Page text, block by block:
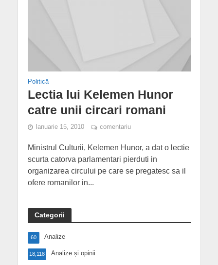
Politică
Lectia lui Kelemen Hunor
catre unii circari romani
Ianuarie 15, 2010 comentariu
Ministrul Culturii, Kelemen Hunor, a dat o lectie
scurta catorva parlamentari pierduti in
organizarea circului pe care se pregatesc sa il
ofere romanilor in...
Categorii
Analize
60
Analize și opinii
18,118